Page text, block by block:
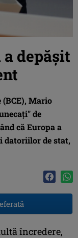
a depăşit
(BCE), Mario
de
că Europa a
datoriilor de stat,
încredere,